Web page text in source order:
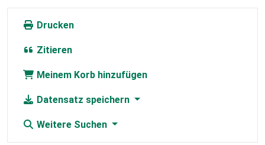
Drucken
Zitieren
Meinem Korb hinzufügen
Datensatz speichern
Weitere Suchen